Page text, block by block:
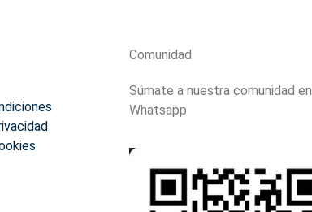
Comunidad
Súmate a nuestra comunidad en
Whatsapp